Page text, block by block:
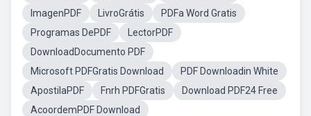
ImagenPDF
LivroGrátis
PDFa Word Gratis
Programas DePDF
LectorPDF
DownloadDocumento PDF
Microsoft PDFGratis Download
PDF Downloadin White
ApostilaPDF
Fnrh PDFGratis
Download PDF24 Free
AcoordemPDF Download